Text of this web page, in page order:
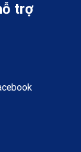
trợ